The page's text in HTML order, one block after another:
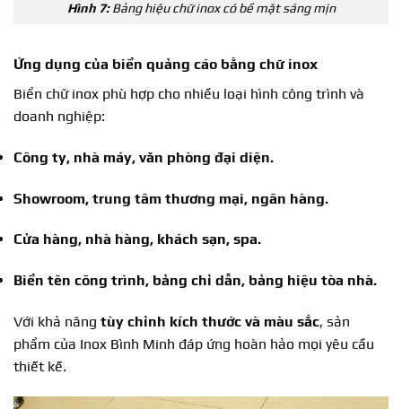
Hình 7:Bảng hiệu chữ inox có bề mặt sáng mịn
Ứng dụng của biển quảng cáo bằng chữ inox
Biển chữ inox phù hợp cho nhiều loại hình công trình và
doanh nghiệp:
Công ty, nhà máy, văn phòng đại diện.
Showroom, trung tâm thương mại, ngân hàng.
Cửa hàng, nhà hàng, khách sạn, spa.
Biển tên công trình, bảng chỉ dẫn, bảng hiệu tòa nhà.
Với khả năng tùy chỉnh kích thước và màu sắc, sản
phẩm của Inox Bình Minh đáp ứng hoàn hảo mọi yêu cầu
thiết kế.